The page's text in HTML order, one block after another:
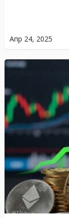
Апр 24, 2025